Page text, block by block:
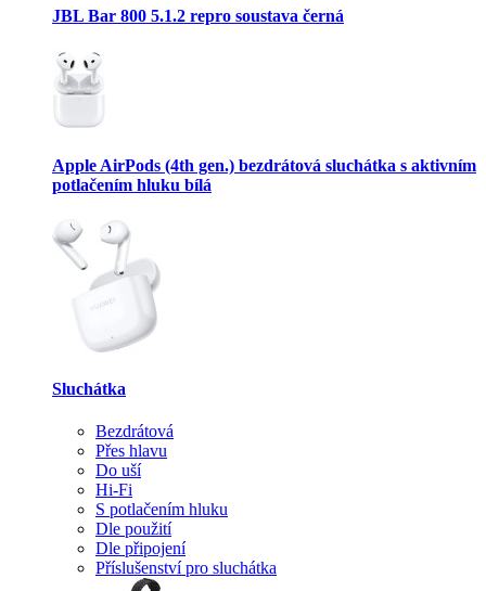
JBL Bar 800 5.1.2 repro soustava černá
Apple AirPods (4th gen.) bezdrátová sluchátka s aktivním
potlačením hluku bílá
Sluchátka
Bezdrátová
Přes hlavu
Do uší
Hi-Fi
S potlačením hluku
Dle použití
Dle připojení
Příslušenství pro sluchátka